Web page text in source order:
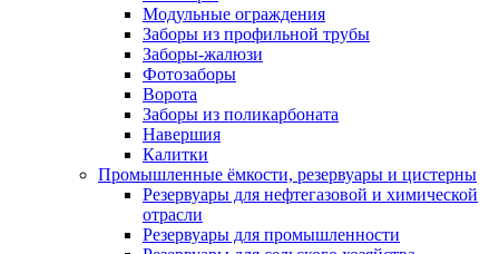
Модульные ограждения
Заборы из профильной трубы
Заборы-жалюзи
Фотозаборы
Ворота
Заборы из поликарбоната
Навершия
Калитки
Промышленные ёмкости, резервуары и цистерны
Резервуары для нефтегазовой и химической
отрасли
Резервуары для промышленности